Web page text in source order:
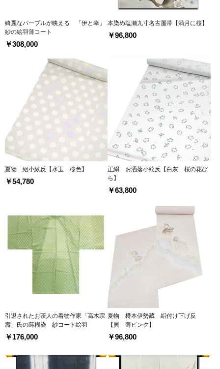
綺麗なパープルが映える 「伊と幸」
紗の絵羽薄コート
￥308,000
本染め塩瀬九寸名古屋帯【満月に桜】
￥96,800
夏物 絽小紋反【水玉 桜色】
￥54,780
正絹 お洒落小紋反【白灰 桜の花び
ら】
￥63,800
引退されたお茶人の着物作家「高木宗
壽」氏の蒔糊染 紗コート絵羽
￥176,000
夏物 樽本伊勢蔵 絽付け下げ反
【貝 薄ピンク】
￥96,800